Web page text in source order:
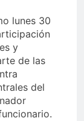
lunes 30
y
de las
del